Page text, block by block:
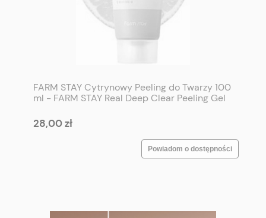
FARM STAY Cytrynowy Peeling do Twarzy 100
ml - FARM STAY Real Deep Clear Peeling Gel
28,00 zł
Powiadom o dostępności